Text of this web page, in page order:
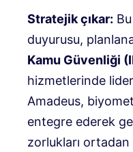
Stratejik çıkar:
duyurusu,
Kamu Güvenliği
hizmetlerinde lider
Amadeus,
entegre ederek
zorlukları ortadan